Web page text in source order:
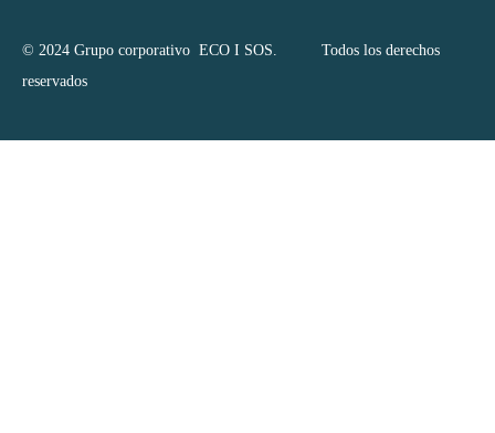
© 2024 Grupo corporativo ECO I SOS. Todos los derechos
reservados